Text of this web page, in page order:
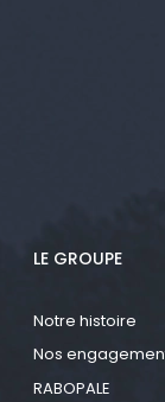
LE GROUPE
Notre histoire
Nos
RABOPALE